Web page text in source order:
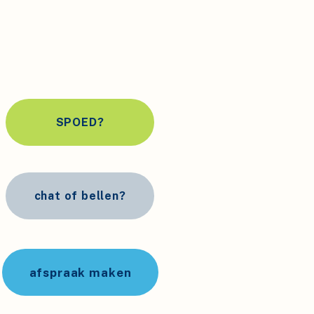
SPOED?
chat of bellen?
afspraak maken